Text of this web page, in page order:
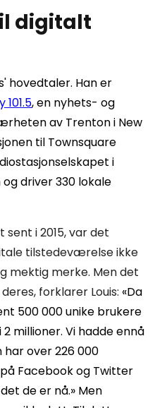
digitalt
hovedtaler. Han er
101.5, en nyhets- og
av Trenton i New
til Townsquare
i
og driver 330 lokale
sent i 2015, var det
tilstedeværelse ikke
mektig merke. Men det
forklarer Louis: «Da
500 000 unike brukere
millioner. Vi hadde ennå
over 226 000
Facebook og Twitter
de er nå.» Men